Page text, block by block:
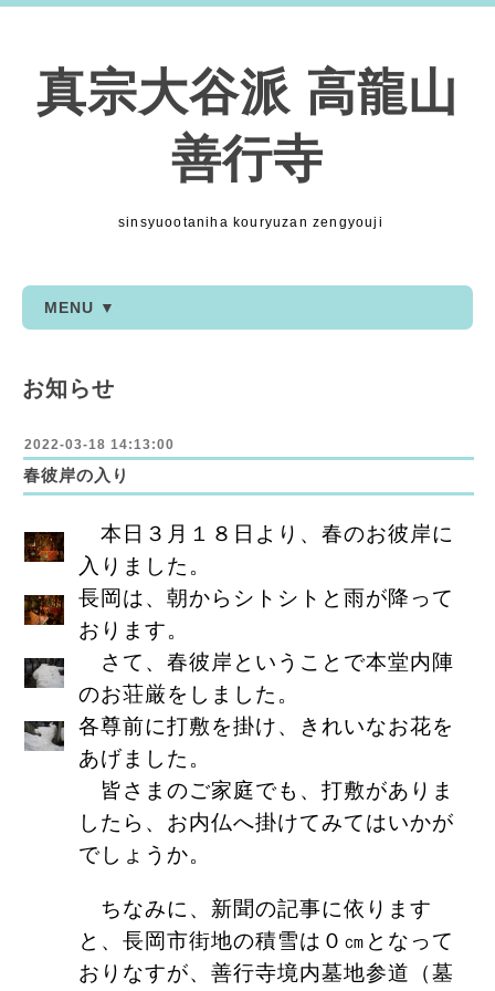
真宗大谷派 高龍山
善行寺
sinsyuootaniha kouryuzan zengyouji
MENU ▼
お知らせ
2022-03-18 14:13:00
春彼岸の入り
本日３月１８日より、春のお彼岸に
入りました。
長岡は、朝からシトシトと雨が降って
おります。
さて、春彼岸ということで本堂内陣
のお荘厳をしました。
各尊前に打敷を掛け、きれいなお花を
あげました。
皆さまのご家庭でも、打敷がありま
したら、お内仏へ掛けてみてはいかが
でしょうか。
ちなみに、新聞の記事に依ります
と、長岡市街地の積雪は０㎝となって
おりなすが、善行寺境内墓地参道（墓